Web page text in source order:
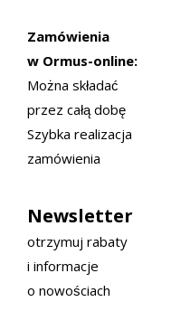
Zamówienia
w Ormus-online:
Można składać
przez całą dobę
Szybka realizacja
zamówienia
Newsletter
otrzymuj rabaty
i informacje
o nowościach